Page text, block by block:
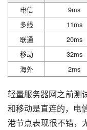
电信 9ms
多线
11ms
联通
20ms
移动
32ms
海外
2ms
轻量服务器网之前测
和移动是直连的，电
港节点表现很不错，